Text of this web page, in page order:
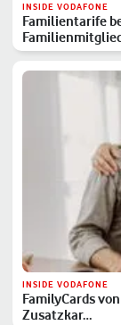
INSIDE VODAFONE
Familientarife
INSIDE VODAFONE
FamilyCards
Zusatzkar…